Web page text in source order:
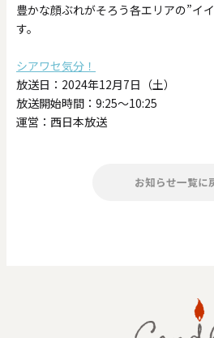
豊かな顔ぶれがそろう各エリアの”イ
す。
シアワセ気分！
放送日：2024年12月7日（土）
放送開始時間：9:25～10:25
運営：西日本放送
お知らせ一覧に